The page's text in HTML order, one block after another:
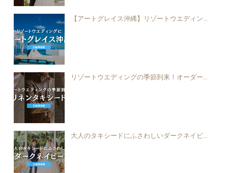
【アートグレイス沖縄】リゾートウエディン...
リゾートウエディングの季節到来！オーダー...
大人のタキシードにふさわしいダークネイビ...